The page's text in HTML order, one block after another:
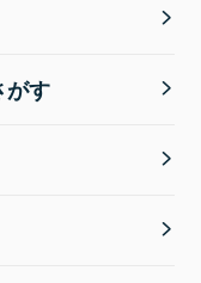
がす